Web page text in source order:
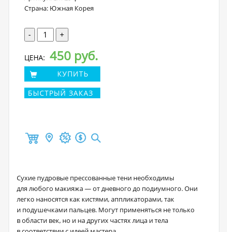
Страна: Южная Корея
- +
ЦЕНА: 450 руб.
КУПИТЬ
БЫСТРЫЙ ЗАКАЗ
Сухие пудровые прессованные тени необходимы
для любого макияжа — от дневного до подиумного. Они
легко наносятся как кистями, аппликаторами, так
и подушечками пальцев. Могут применяться не только
в области век, но и на других частях лица и тела